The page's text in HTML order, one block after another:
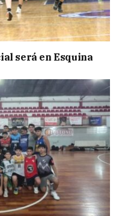
será en Esquina